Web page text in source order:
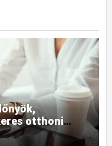
otthoni